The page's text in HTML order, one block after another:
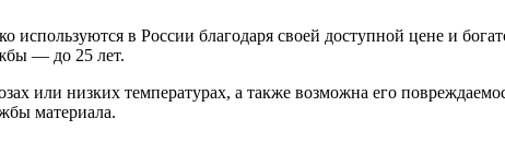
в России благодаря своей доступной цене и
— до 25 лет.
или низких температурах, а также возможна его
материала.